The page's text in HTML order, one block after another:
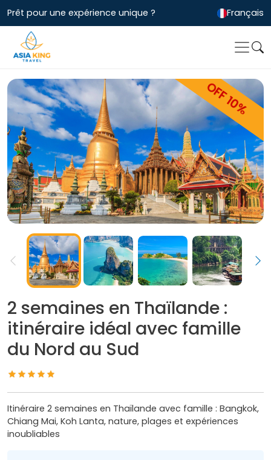
Prêt pour une expérience unique ? Français
OFF 10%
2 semaines en Thaïlande :
itinéraire idéal avec famille
du Nord au Sud
Itinéraire 2 semaines en Thaïlande avec famille : Bangkok,
Chiang Mai, Koh Lanta, nature, plages et expériences
inoubliables